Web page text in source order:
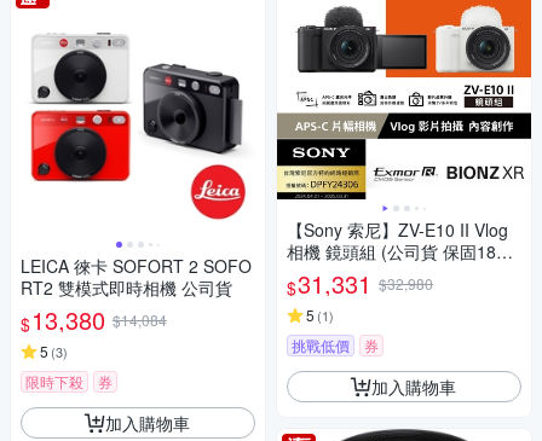
LEICA 徠卡 SOFORT 2 SOFO
RT2 雙模式即時相機 公司貨
$13,380 $14,084
5 (3)
限時下殺 券
加入購物車
【Sony 索尼】ZV-E10 II Vlog
相機 鏡頭組 (公司貨 保固18+6
個月)
$31,331 $32,980
5 (1)
挑戰低價 券
加入購物車